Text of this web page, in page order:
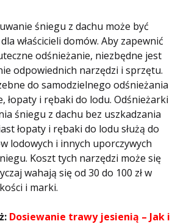
śniegu z dachu może być
właścicieli domów. Aby zapewnić
odśnieżanie, niezbędne jest
odpowiednich narzędzi i sprzętu.
do samodzielnego odśnieżania
łopaty i rębaki do lodu. Odśnieżarki
śniegu z dachu bez uszkadzania
łopaty i rębaki do lodu służą do
lodowych i innych uporczywych
Koszt tych narzędzi może się
wahają się od 30 do 100 zł w
i marki.
Dosiewanie trawy jesienią – Jak i